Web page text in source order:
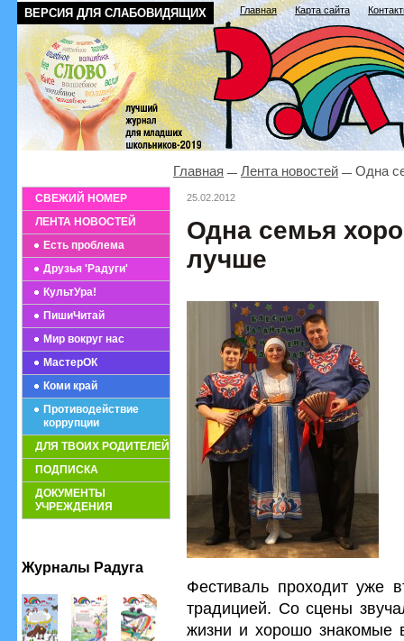
ВЕРСИЯ ДЛЯ СЛАБОВИДЯЩИХ Главная Карта сайта
СВЕЖИЙ НОМЕР
ЛЕНТА НОВОСТЕЙ
Есть проблема
Друзья 'Радуги'
КультУра!
ПишиЧитай
Мир вокруг нас
МастерОК
Коми край
Противодействие
коррупции
ДЛЯ ТВОИХ РОДИТЕЛЕЙ
ПОДПИСКА
ДОКУМЕНТЫ
УЧРЕЖДЕНИЯ
Журналы Радуга
Главная Лента новостей Одна
25.02.2012
Одна семья
лучше
Фестиваль проходит уже
традицией. Со сцены
жизни и хорошо знакомые